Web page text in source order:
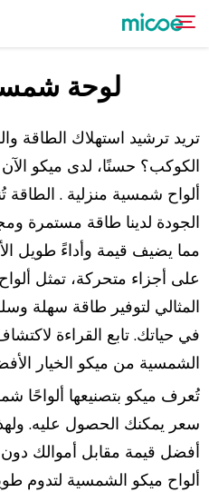
المنتجات
حل
الدعم والخدمات
مركز الإعلام
اتصل بنا
لوحة
تريد ترشيد استهلاك الطاقة
الكوكب؟ حسنًا، لدى ميكو
ألواح شمسية منزلية . الطاقة
الجودة لدينا طاقة مستمرة
مما يضيف قيمة وأداءً طويل
على أجزاء متحركة، تمثل
المثالي لتوفير طاقة سهلة
في حياتك. تابع القراءة
الشمسية من ميكو الخيار
تُعرف ميكو بتصنيعها ألواحًا
سعر يمكنك الحصول عليه.
أفضل قيمة مقابل أموالك
ألواح ميكو الشمسية لتدوم